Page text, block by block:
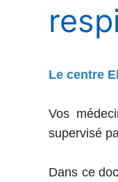
Le centre
Vos
supervisé
Dans ce